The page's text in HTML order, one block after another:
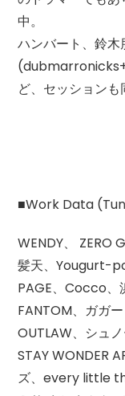
中。
ハンバート、鈴木
ど、セッションも
■Work Data
WENDY、 ZERO
髪天、Yougurt-
PAGE、Cocco、
FANTOM、ガガー
OUTLAW、シュ
STAY WONDER
ズ、every little